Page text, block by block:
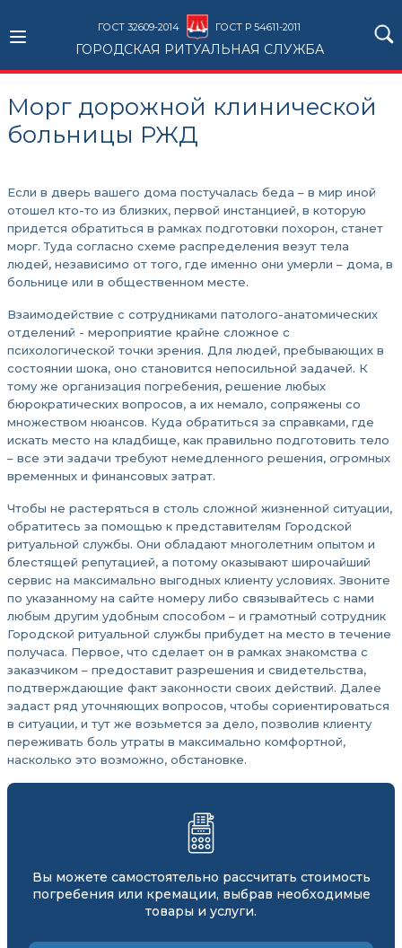
ГОСТ 32609-2014 ГОСТ Р 54611-2011
ГОРОДСКАЯ РИТУАЛЬНАЯ СЛУЖБА
Морг дорожной клинической
больницы РЖД
Если в дверь вашего дома постучалась беда – в мир иной
отошел кто-то из близких, первой инстанцией, в которую
придется обратиться в рамках подготовки похорон, станет
морг. Туда согласно схеме распределения везут тела
людей, независимо от того, где именно они умерли – дома, в
больнице или в общественном месте.
Взаимодействие с сотрудниками патолого-анатомических
отделений - мероприятие крайне сложное с
психологической точки зрения. Для людей, пребывающих в
состоянии шока, оно становится непосильной задачей. К
тому же организация погребения, решение любых
бюрократических вопросов, а их немало, сопряжены со
множеством нюансов. Куда обратиться за справками, где
искать место на кладбище, как правильно подготовить тело
– все эти задачи требуют немедленного решения, огромных
временных и финансовых затрат.
Чтобы не растеряться в столь сложной жизненной ситуации,
обратитесь за помощью к представителям Городской
ритуальной службы. Они обладают многолетним опытом и
блестящей репутацией, а потому оказывают широчайший
сервис на максимально выгодных клиенту условиях. Звоните
по указанному на сайте номеру либо связывайтесь с нами
любым другим удобным способом – и грамотный сотрудник
Городской ритуальной службы прибудет на место в течение
получаса. Первое, что сделает он в рамках знакомства с
заказчиком – предоставит разрешения и свидетельства,
подтверждающие факт законности своих действий. Далее
задаст ряд уточняющих вопросов, чтобы сориентироваться
в ситуации, и тут же возьмется за дело, позволив клиенту
переживать боль утраты в максимально комфортной,
насколько это возможно, обстановке.
Вы можете самостоятельно рассчитать стоимость
погребения или кремации, выбрав необходимые
товары и услуги.